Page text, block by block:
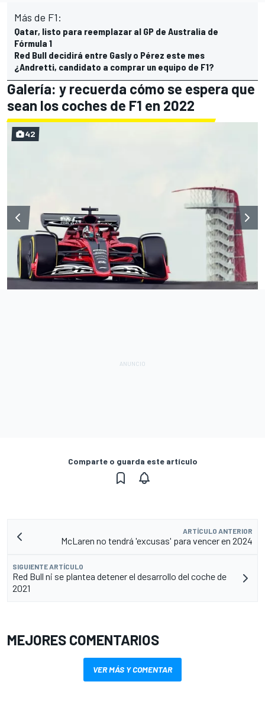
Más de F1:
Qatar, listo para reemplazar al GP de Australia de
Fórmula 1
Red Bull decidirá entre Gasly o Pérez este mes
¿Andretti, candidato a comprar un equipo de F1?
Galería: y recuerda cómo se espera que
sean los coches de F1 en 2022
42
Comparte o guarda este artículo
ARTÍCULO ANTERIOR
McLaren no tendrá 'excusas' para vencer en 2024
SIGUIENTE ARTÍCULO
Red Bull ni se plantea detener el desarrollo del coche de
2021
MEJORES COMENTARIOS
VER MÁS Y COMENTAR